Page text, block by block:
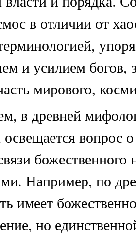
в отличии от
и усилием богов,
мирового,
в древней
вопрос
Например, по
имеет
но